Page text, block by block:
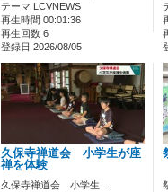
テーマ LCVNEWS
再生時間 00:01:36
再生回数 6
登録日 2026/08/05
久保寺禅道会 小学生が座
禅を体験
久保寺禅道会 小学生…